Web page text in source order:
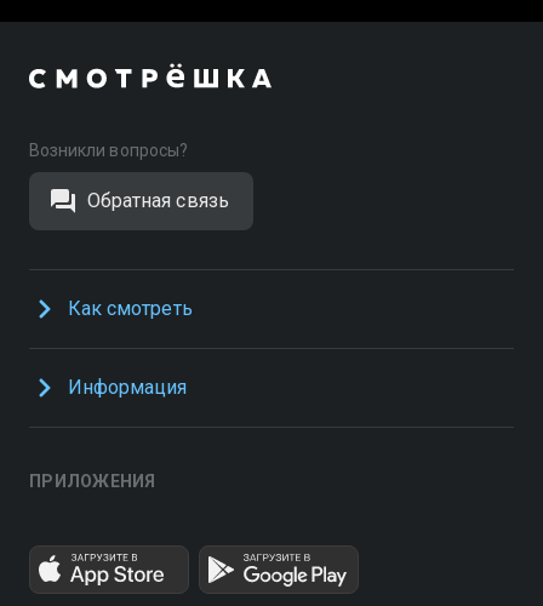
Возникли вопросы?
Обратная связь
Как смотреть
Информация
ПРИЛОЖЕНИЯ